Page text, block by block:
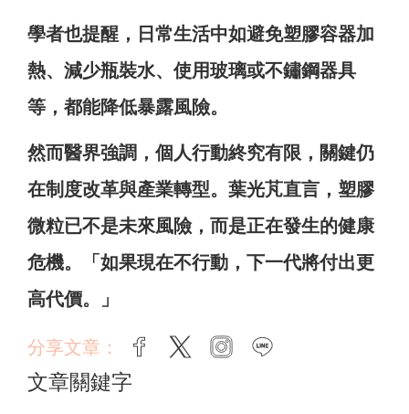
學者也提醒，日常生活中如避免塑膠容器加
熱、減少瓶裝水、使用玻璃或不鏽鋼器具
等，都能降低暴露風險。
然而醫界強調，個人行動終究有限，關鍵仍
在制度改革與產業轉型。葉光芃直言，塑膠
微粒已不是未來風險，而是正在發生的健康
危機。「如果現在不行動，下一代將付出更
高代價。」
分享文章： facebook
twitter instagram
文章關鍵字